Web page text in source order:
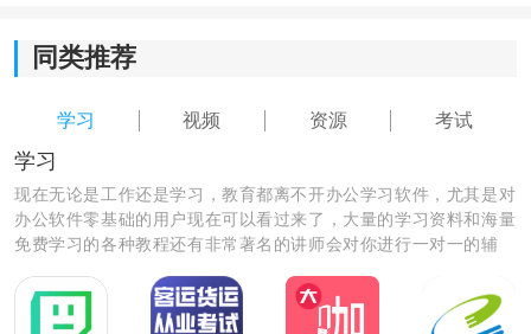
同类推荐
学习 视频 资源 考试
学习
现在无论是工作还是学习，教育都离不开办公学习软件，尤其是对
办公软件零基础的用户现在可以看过来了，大量的学习资料和海量
免费学习的各种教程还有非常著名的讲师会对你进行一对一的辅